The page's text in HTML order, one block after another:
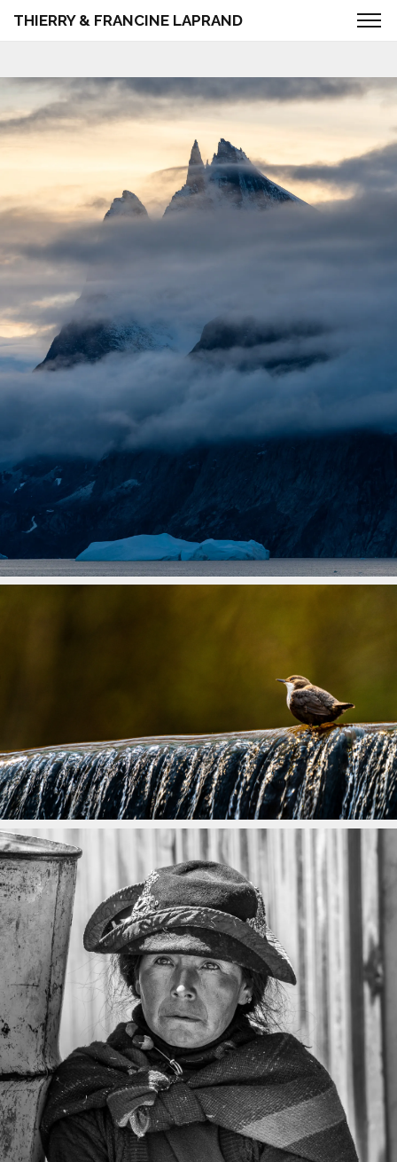
THIERRY & FRANCINE LAPRAND